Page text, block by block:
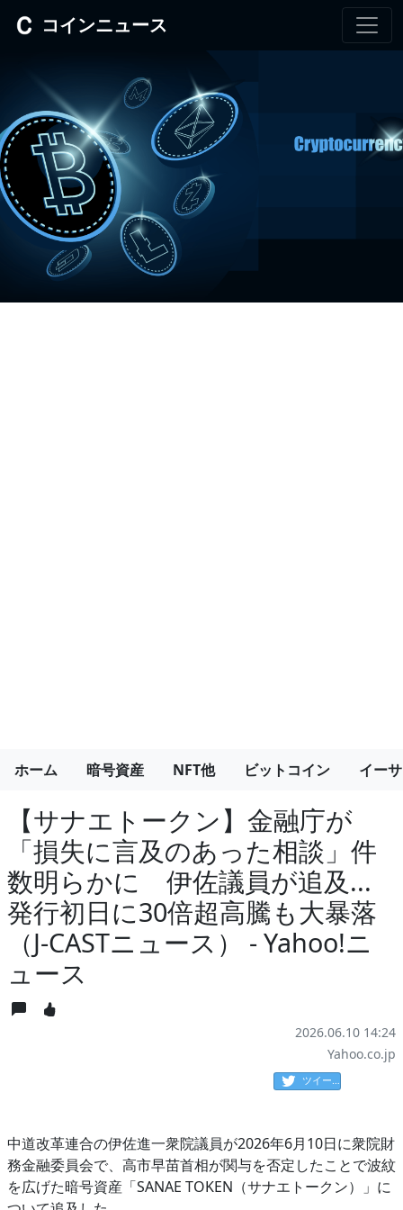
コインニュース
ホーム 暗号資産 NFT他 ビットコイン イー
【サナエトークン】金融庁が
「損失に言及のあった相談」件
数明らかに 伊佐議員が追及...
発行初日に30倍超高騰も大暴落
（J-CASTニュース） - Yahoo!ニ
ュース
2026.06.10 14:24
Yahoo.co.jp
ツイート
中道改革連合の伊佐進一衆院議員が2026年6月10日に衆院財
務金融委員会で、高市早苗首相が関与を否定したことで波紋
を広げた暗号資産「SANAE TOKEN（サナエトークン）」に